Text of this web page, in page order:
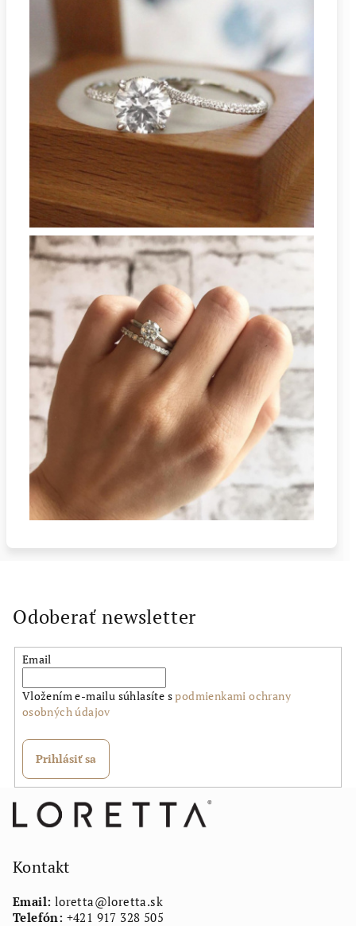
Odoberať newsletter
Email
Vložením e-mailu súhlasíte spodmienkami ochrany
osobných údajov
Prihlásiť sa
Kontakt
Email: loretta@loretta.sk
Telefón: +421 917 328 505